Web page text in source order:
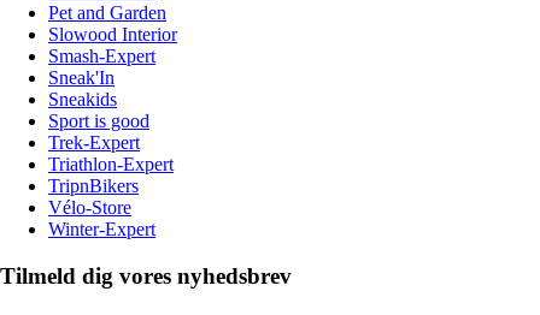
Pet and Garden
Slowood Interior
Smash-Expert
Sneak'In
Sneakids
Sport is good
Trek-Expert
Triathlon-Expert
TripnBikers
Vélo-Store
Winter-Expert
Tilmeld dig vores nyhedsbrev